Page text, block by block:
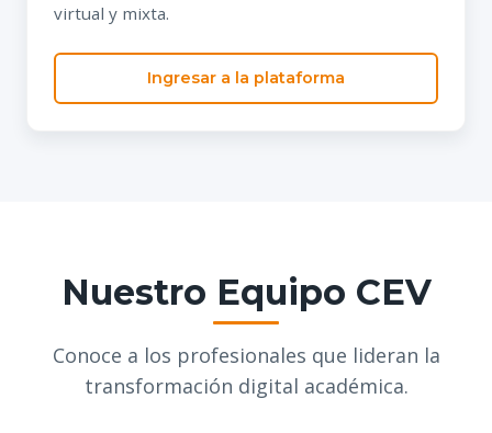
virtual y mixta.
Ingresar a la plataforma
Nuestro Equipo CEV
Conoce a los profesionales que lideran la
transformación digital académica.